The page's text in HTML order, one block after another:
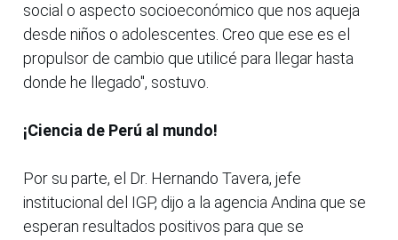
social o aspecto socioeconómico que nos aqueja
desde niños o adolescentes. Creo que ese es el
propulsor de cambio que utilicé para llegar hasta
donde he llegado", sostuvo.
¡Ciencia de Perú al mundo!
Por su parte, el Dr. Hernando Tavera, jefe
institucional del IGP, dijo a la agencia Andina que se
esperan resultados positivos para que se